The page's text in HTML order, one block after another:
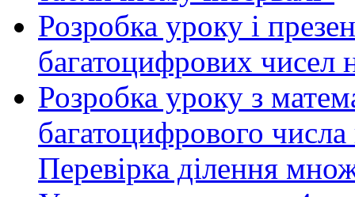
Розробка уроку і
багатоцифрових чисел
Розробка уроку з
багатоцифрового
Перевірка ділення